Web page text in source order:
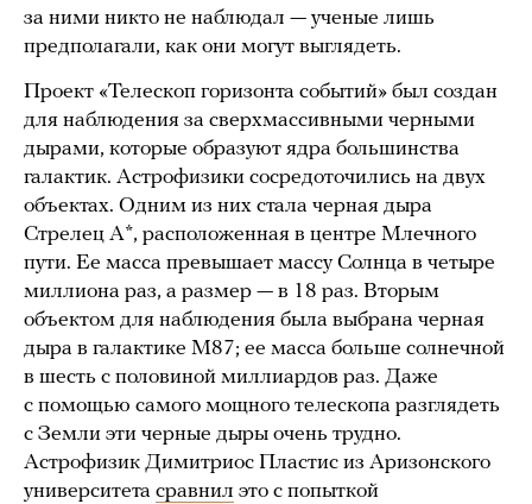
за ними никто не наблюдал — ученые лишь
предполагали, как они могут выглядеть.
Проект «Телескоп горизонта событий» был создан
для наблюдения за сверхмассивными черными
дырами, которые образуют ядра большинства
галактик. Астрофизики сосредоточились на двух
объектах. Одним из них стала черная дыра
Стрелец А*, расположенная в центре Млечного
пути. Ее масса превышает массу Солнца в четыре
миллиона раз, а размер — в 18 раз. Вторым
объектом для наблюдения была выбрана черная
дыра в галактике M87; ее масса больше солнечной
в шесть с половиной миллиардов раз. Даже
с помощью самого мощного телескопа разглядеть
с Земли эти черные дыры очень трудно.
Астрофизик Димитриос Пластис из Аризонского
университета сравнил это с попыткой